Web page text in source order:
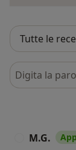
Cerca nelle
M.G.